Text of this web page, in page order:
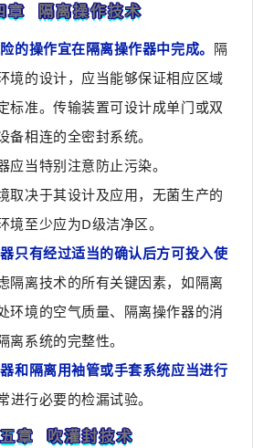
章 隔离操作技术
的操作宜在隔离操作器中完成。 隔
境的设计，应当能够保证相应区域
标准。传输装置可设计成单门或双
备相连的全密封系统。
应当特别注意防止污染。
取决于其设计及应用，无菌生产的
境至少应为D级洁净区。
只有经过适当的确认后方可投入使
隔离技术的所有关键因素，如隔离
环境的空气质量、隔离操作器的消
离系统的完整性。
和隔离用袖管或手套系统应当进行
进行必要的检漏试验。
章 吹灌封技术